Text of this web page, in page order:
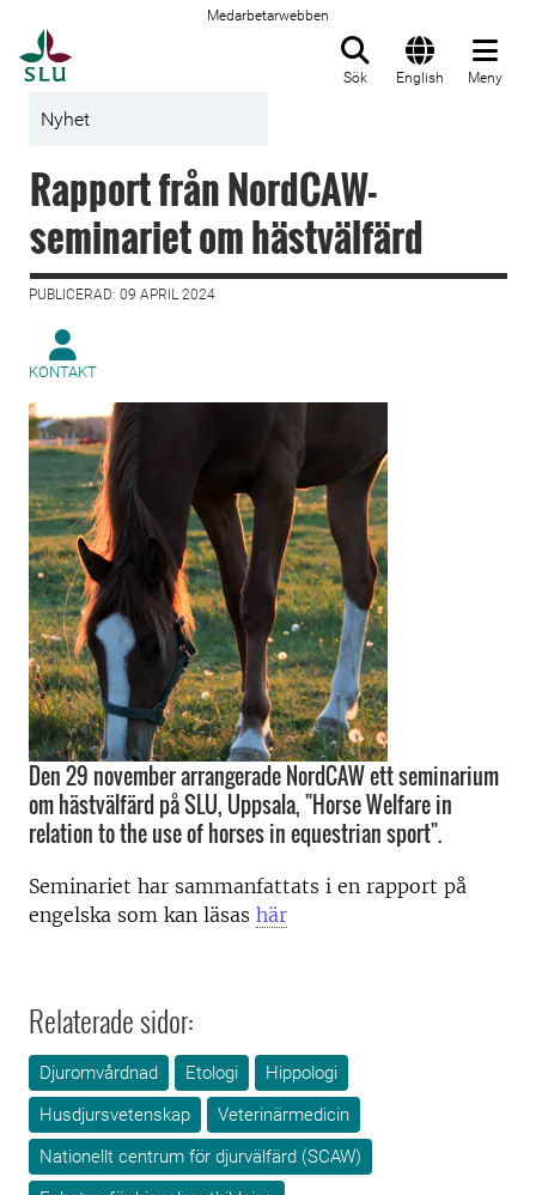
Medarbetarwebben
Sök English Meny
Nyhet
Rapport från NordCAW-
seminariet om hästvälfärd
PUBLICERAD: 09 APRIL 2024
KONTAKT
Den 29 november arrangerade NordCAW ett seminarium
om hästvälfärd på SLU, Uppsala, "Horse Welfare in
relation to the use of horses in equestrian sport".
Seminariet har sammanfattats i en rapport på
engelska som kan läsas här
Relaterade sidor:
Djuromvårdnad Etologi
Hippologi
Husdjursvetenskap
Veterinärmedicin
Nationellt centrum för djurvälfärd (SCAW)